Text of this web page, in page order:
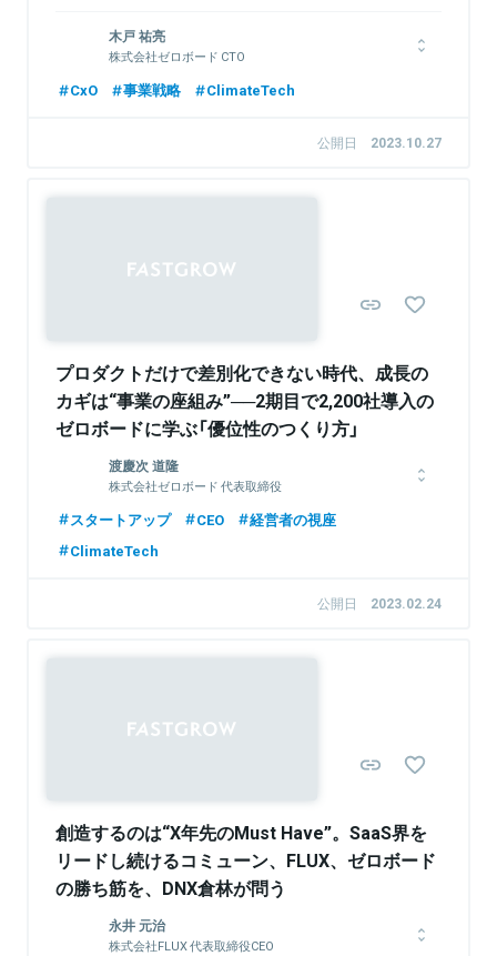
産に転職。コモディティデリバティブや、エネルギー x ICT関連
の事業投資・新規事業の立ち上げに従事。その後、スタートアッ
プ企業に転じ、電力トレーサビリティや環境価値取引のシステム
構築などエネルギーソリューション事業を牽引。脱炭素社会へと
2021年9月、同事業のMBOを実施し株式会社ゼロボードとして
木戸 祐亮
株式会社ゼロボード CTO
大手銀行グループのATMシステムの開発、スマートフォン向け
月より株式会社LayerXにてシニアアーキテクト 兼 テックリード
関連情報をみる
CxO 事業戦略 ClimateTech
公開日 2023.10.27
プロダクトだけで差別化できない時代、成長の
カギは“事業の座組み”──2期目で2,200社導入の
ゼロボードに学ぶ「優位性のつくり方」
渡慶次 道隆
株式会社ゼロボード 代表取締役
JPMorganにて債券・デリバティブ事業に携わったのち、三井物
の事業投資・新規事業の立ち上げに従事。その後、スタートアッ
構築などエネルギーソリューション事業を牽引。脱炭素社会へと
の事業を開始。2022年9月、経済産業省主管のカーボンフットプ
スタートアップ CEO
経営者の視座
ClimateTech
公開日 2023.02.24
創造するのは“X年先のMust Have”。SaaS界を
リードし続けるコミューン、FLUX、ゼロボード
の勝ち筋を、DNX倉林が問う
永井 元治
株式会社FLUX 代表取締役CEO